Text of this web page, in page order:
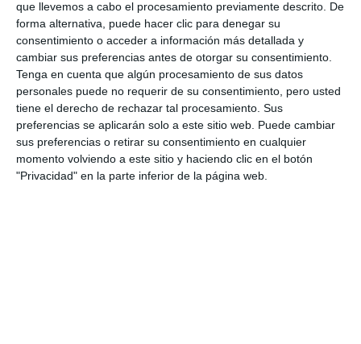
que llevemos a cabo el procesamiento previamente descrito. De
forma alternativa, puede hacer clic para denegar su
consentimiento o acceder a información más detallada y
cambiar sus preferencias antes de otorgar su consentimiento.
Tenga en cuenta que algún procesamiento de sus datos
personales puede no requerir de su consentimiento, pero usted
tiene el derecho de rechazar tal procesamiento. Sus
preferencias se aplicarán solo a este sitio web. Puede cambiar
sus preferencias o retirar su consentimiento en cualquier
momento volviendo a este sitio y haciendo clic en el botón
"Privacidad" en la parte inferior de la página web.
LA ALQUERÍA CRUZ DE MAYO CONCURSO COLUMPIO